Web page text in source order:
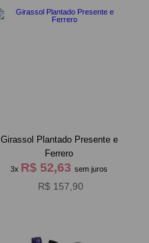
Girassol Plantado Presente e
Ferrero
3x R$ 52,63sem juros
R$ 157,90